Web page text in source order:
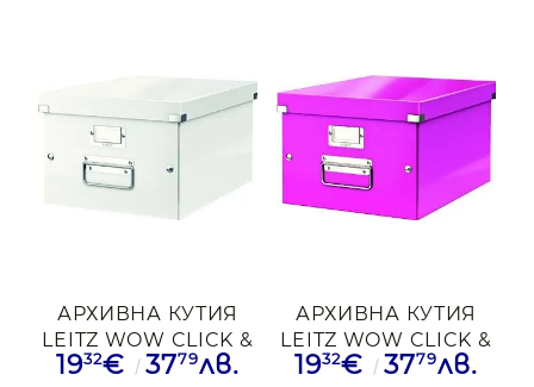
АРХИВНА КУТИЯ
LEITZ WOW CLICK &
STORE А4 БЯЛ
1932€ 3779лв.
АРХИВНА КУТИЯ
LEITZ WOW CLICK &
STORE А4 РЗВ
1932€ 3779лв.